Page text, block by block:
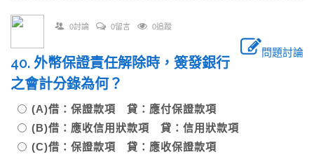
0討論 0留言 0追蹤
問題討論
40. 外幣保證責任解除時，簽發銀行
之會計分錄為何？
(A)借：保證款項 貸：應付保證款項
(B)借：應收信用狀款項 貸：信用狀款項
(C)借：保證款項 貸：應收保證款項